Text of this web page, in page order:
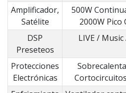
Amplificador,
Satélite
500W
2000W Pico
DSP
Preseteos
LIVE / Music
Protecciones
Electrónicas